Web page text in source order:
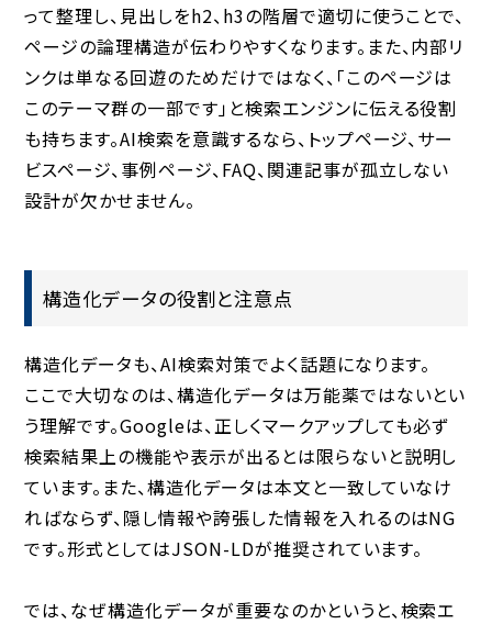
って整理し、見出しをh2、h3の階層で適切に使うことで、
ページの論理構造が伝わりやすくなります。また、内部リ
ンクは単なる回遊のためだけではなく、「このページは
このテーマ群の一部です」と検索エンジンに伝える役割
も持ちます。AI検索を意識するなら、トップページ、サー
ビスページ、事例ページ、FAQ、関連記事が孤立しない
設計が欠かせません。
構造化データの役割と注意点
構造化データも、AI検索対策でよく話題になります。
ここで大切なのは、構造化データは万能薬ではないとい
う理解です。Googleは、正しくマークアップしても必ず
検索結果上の機能や表示が出るとは限らないと説明し
ています。また、構造化データは本文と一致していなけ
ればならず、隠し情報や誇張した情報を入れるのはNG
です。形式としてはJSON-LDが推奨されています。
では、なぜ構造化データが重要なのかというと、検索エ